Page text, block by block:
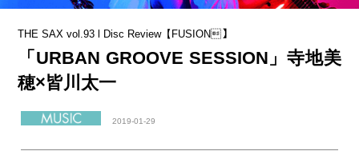
THE SAX vol.93 l Disc Review【FUSION】
「URBAN GROOVE SESSION」寺地美
穂×皆川太一
2019-01-29